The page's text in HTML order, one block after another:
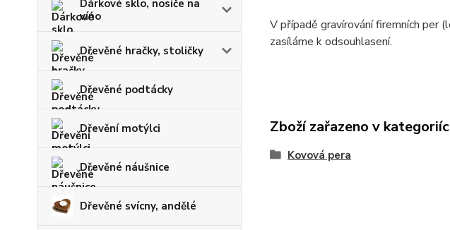
Dárkové sklo, nosiče na
víno
Dřevěné hračky, stoličky
Dřevěné podtácky
Dřevění motýlci
Dřevěné náušnice
Dřevěné svícny, andělé
V případě gravírování firemních per
zasíláme k odsouhlasení.
Zboží zařazeno v
Kovová pera